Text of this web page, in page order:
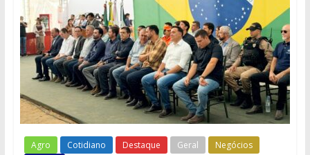
Agro Cotidiano Destaque Geral
Negócios